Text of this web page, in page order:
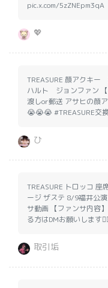
pic.x.com/5zZNEpm3qA
💖
TREASURE 顔アクキ
ハルト ジョンファン
渡しor郵送 アサヒの顔
😭😭😭 #TREASURE交
ひ
TREASURE トロッコ 座
ージ ザステ 8/9福井公演
サ動画 【ファンサ内容
る方はDMお願いします
取引垢